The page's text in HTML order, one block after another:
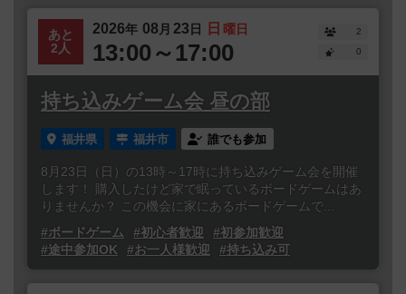
あと
2人
2026年 08 月 23日 日 曜日
13:00～17:00
2
0
持ち込みゲーム会 昼の部
福井県 福井市 誰でも参加
8月23日（日）の13時～17時に持ち込みゲーム会を開催
します！ 購入したけど家で眠っているボードゲームはあ
りませんか？ この機会に家にあるボードゲームで...
#ボードゲーム
#初心者歓迎
#初参加歓迎
#途中参加OK
#お一人様歓迎 #持ち込み可